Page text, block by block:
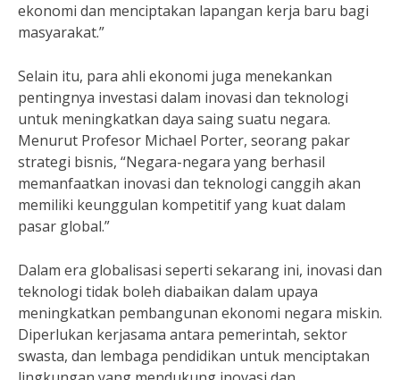
ekonomi dan menciptakan lapangan kerja baru bagi
masyarakat.”
Selain itu, para ahli ekonomi juga menekankan
pentingnya investasi dalam inovasi dan teknologi
untuk meningkatkan daya saing suatu negara.
Menurut Profesor Michael Porter, seorang pakar
strategi bisnis, “Negara-negara yang berhasil
memanfaatkan inovasi dan teknologi canggih akan
memiliki keunggulan kompetitif yang kuat dalam
pasar global.”
Dalam era globalisasi seperti sekarang ini, inovasi dan
teknologi tidak boleh diabaikan dalam upaya
meningkatkan pembangunan ekonomi negara miskin.
Diperlukan kerjasama antara pemerintah, sektor
swasta, dan lembaga pendidikan untuk menciptakan